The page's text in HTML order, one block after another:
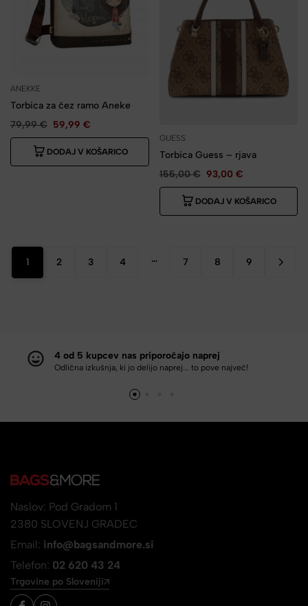
ANEKKE
Torbica za čez ramo Aneke
79,99€ 59,99 €
DODAJ V KOŠARICO
GUESS
Torbica Guess – rjava
155,00€ 93,00 €
DODAJ V KOŠARICO
1 2 3 4 … 7 8 9
4 od 5 kupcev nas priporočajo naprej
Odlična izkušnja, ki jo delijo naprej... to pove največ!
Naslov: Pod Gradom 1
2380 SLOVENJ GRADEC
Email: info@bagsandmore.si
Telefon: 02 620 43 24
Trgovine po Sloveniji